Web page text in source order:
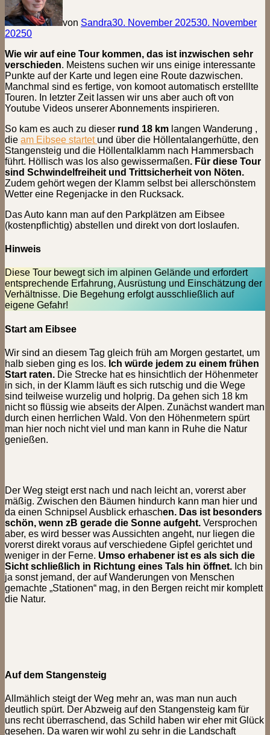
von Sandra30. November 202530. November
20250
Wie wir auf eine Tour kommen, das ist inzwischen sehr
verschieden. Meistens suchen wir uns einige interessante
Punkte auf der Karte und legen eine Route dazwischen.
Manchmal sind es fertige, von komoot automatisch erstelllte
Touren. In letzter Zeit lassen wir uns aber auch oft von
Youtube Videos unserer Abonnements inspirieren.
So kam es auch zu dieser rund 18 km langen Wanderung ,
die am Eibsee startet und über die Höllentalangerhütte, den
Stangensteig und die Höllentalklamm nach Hammersbach
führt. Höllisch was los also gewissermaßen. Für diese Tour
sind Schwindelfreiheit und Trittsicherheit von Nöten.
Zudem gehört wegen der Klamm selbst bei allerschönstem
Wetter eine Regenjacke in den Rucksack.
Das Auto kann man auf den Parkplätzen am Eibsee
(kostenpflichtig) abstellen und direkt von dort loslaufen.
Hinweis
Diese Tour bewegt sich im alpinen Gelände und erfordert
entsprechende Erfahrung, Ausrüstung und Einschätzung der
Verhältnisse. Die Begehung erfolgt ausschließlich auf
eigene Gefahr!
Start am Eibsee
Wir sind an diesem Tag gleich früh am Morgen gestartet, um
halb sieben ging es los. Ich würde jedem zu einem frühen
Start raten. Die Strecke hat es hinsichtlich der Höhenmeter
in sich, in der Klamm läuft es sich rutschig und die Wege
sind teilweise wurzelig und holprig. Da gehen sich 18 km
nicht so flüssig wie abseits der Alpen. Zunächst wandert man
durch einen herrlichen Wald. Von den Höhenmetern spürt
man hier noch nicht viel und man kann in Ruhe die Natur
genießen.
Der Weg steigt erst nach und nach leicht an, vorerst aber
mäßig. Zwischen den Bäumen hindurch kann man hier und
da einen Schnipsel Ausblick erhaschen. Das ist besonders
schön, wenn zB gerade die Sonne aufgeht. Versprochen
aber, es wird besser was Aussichten angeht, nur liegen die
vorerst direkt voraus auf verschiedene Gipfel gerichtet und
weniger in der Ferne. Umso erhabener ist es als sich die
Sicht schließlich in Richtung eines Tals hin öffnet. Ich bin
ja sonst jemand, der auf Wanderungen von Menschen
gemachte „Stationen“ mag, in den Bergen reicht mir komplett
die Natur.
Auf dem Stangensteig
Allmählich steigt der Weg mehr an, was man nun auch
deutlich spürt. Der Abzweig auf den Stangensteig kam für
uns recht überraschend, das Schild haben wir eher mit Glück
gesehen. Da waren wir wohl zu sehr in die Landschaft